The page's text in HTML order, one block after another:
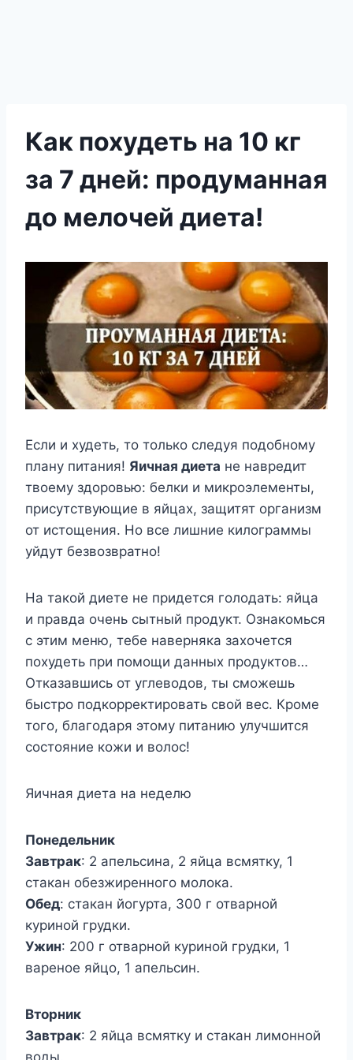
Как похудеть на 10 кг
за 7 дней: продуманная
до мелочей диета!
Если и худеть, то только следуя подобному
плану питания! Яичная диета не навредит
твоему здоровью: белки и микроэлементы,
присутствующие в яйцах, защитят организм
от истощения. Но все лишние килограммы
уйдут безвозвратно!
На такой диете не придется голодать: яйца
и правда очень сытный продукт. Ознакомься
с этим меню, тебе наверняка захочется
похудеть при помощи данных продуктов…
Отказавшись от углеводов, ты сможешь
быстро подкорректировать свой вес. Кроме
того, благодаря этому питанию улучшится
состояние кожи и волос!
Яичная диета на неделю
Понедельник
Завтрак: 2 апельсина, 2 яйца всмятку, 1
стакан обезжиренного молока.
Обед: стакан йогурта, 300 г отварной
куриной грудки.
Ужин: 200 г отварной куриной грудки, 1
вареное яйцо, 1 апельсин.
Вторник
Завтрак: 2 яйца всмятку и стакан лимонной
воды.